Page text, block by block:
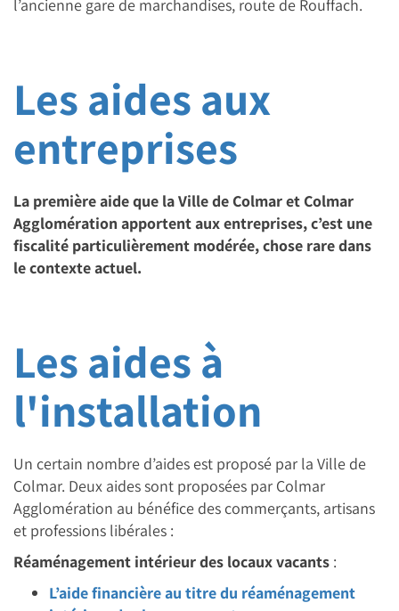
l’ancienne gare de marchandises, route de Rouffach.
Les aides aux
entreprises
La première aide que la Ville de Colmar et Colmar
Agglomération apportent aux entreprises, c’est une
fiscalité particulièrement modérée, chose rare dans
le contexte actuel.
Les aides à
l'installation
Un certain nombre d’aides est proposé par la Ville de
Colmar. Deux aides sont proposées par Colmar
Agglomération au bénéfice des commerçants, artisans
et professions libérales :
Réaménagement intérieur des locaux vacants :
L’aide financière au titre du réaménagement